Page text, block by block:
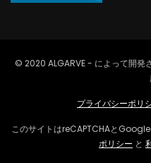
© 2020 ALGARVE - によって開発
プライバシーポリ
このサイトはreCAPTCHAと
ポリシー と